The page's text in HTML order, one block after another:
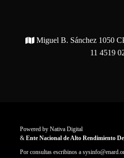
Miguel B. Sánchez 1050
11 4519
Powered by Nativa Digital
& Ente Nacional de Alto Rendimiento
Por consultas escribinos a